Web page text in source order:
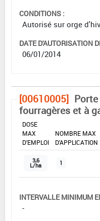
CONDITIONS :
Autorisé sur orge
DATE D'AUTORISATION
06/01/2014
[00610005]
fourragères et à
DOSE
MAX
D'EMPLOI
NOMBRE MAX
D'APPLICATION
3,6
L/ha 1
INTERVALLE MINIMUM
-